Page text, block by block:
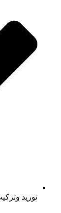
توريد